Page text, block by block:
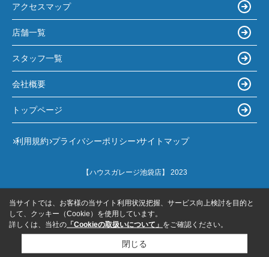
アクセスマップ
店舗一覧
スタッフ一覧
会社概要
トップページ
利用規約 プライバシーポリシー サイトマップ
【ハウスガレージ池袋店】 2023
当サイトでは、お客様の当サイト利用状況把握、サービス向上検討を目的と
して、クッキー（Cookie）を使用しています。
詳しくは、当社の 「Cookieの取扱いについて」 をご確認ください。
閉じる